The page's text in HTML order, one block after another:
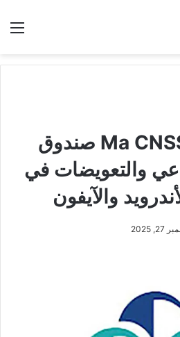
تحميل تطبيق Ma CNSS صندوق
والتعويضات في
والآيفون